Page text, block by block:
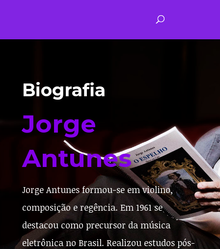
Biografia
Jorge
Antunes
Jorge Antunes formou-se em violino,
composição e regência. Em 1961 se
destacou como precursor da música
eletrônica no Brasil. Realizou estudos pós-